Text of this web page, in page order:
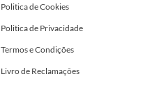
Politica de Cookies
Politica de Privacidade
Termos e Condições
Livro de Reclamações